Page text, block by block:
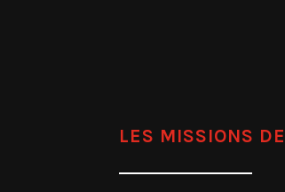
LES MISSIONS